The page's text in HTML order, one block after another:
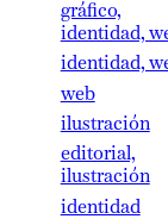
gráfico,
identidad,
identidad,
web
ilustración
editorial,
ilustración
identidad